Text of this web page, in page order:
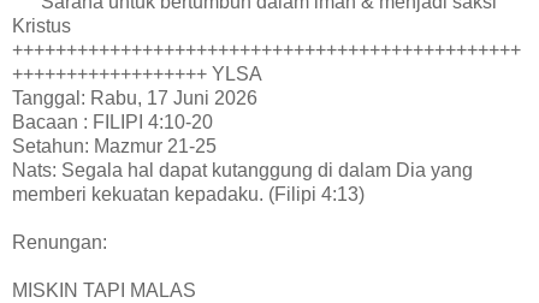
Kristus
+++++++++++++++++++++++++++++++++++++++++++++++
++++++++++++++++++ YLSA
Tanggal: Rabu, 17 Juni 2026
Bacaan : FILIPI 4:10-20
Setahun: Mazmur 21-25
Nats: Segala hal dapat kutanggung di dalam Dia yang
memberi kekuatan kepadaku. (Filipi 4:13)
Renungan:
MISKIN TAPI MALAS